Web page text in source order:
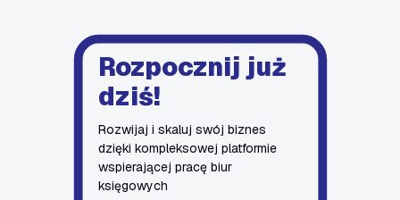
Rozpocznij już
dziś!
Rozwijaj i skaluj swój biznes
dzięki kompleksowej platformie
wspierającej pracę biur
księgowych